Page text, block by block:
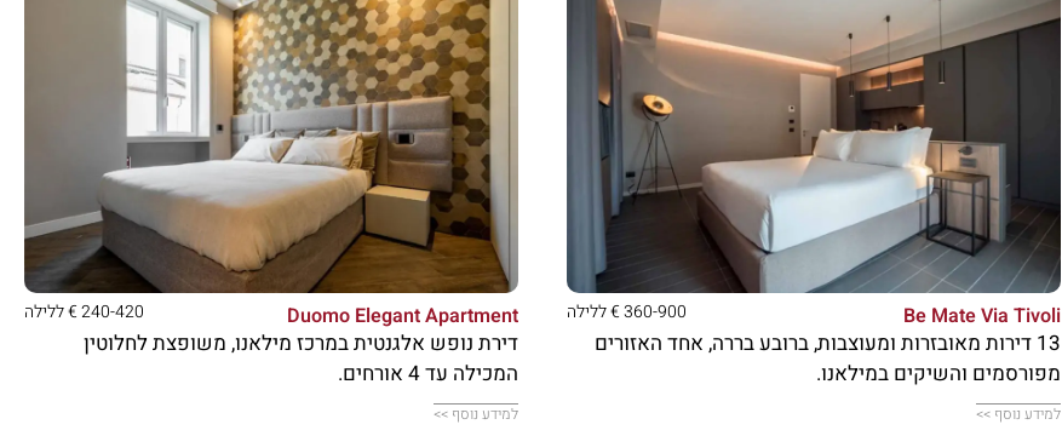





Be Mate Via Tivoli 360-900 € ללילה
13 דירות מאובזרות ומעוצבות, ברובע בררה, אחד האזורים
מפורסמים והשיקים במילאנו.
למידע נוסף >>




Duomo Elegant Apartment 240-420 € ללילה
דירת נופש אלגנטית במרכז מילאנו, משופצת לחלוטין
המכילה עד 4 אורחים.
למידע נוסף >>